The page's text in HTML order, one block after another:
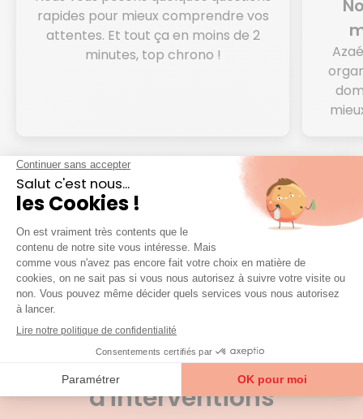
rapides pour mieux comprendre vos
attentes. Et tout ça en moins de 2
minutes, top chrono !
Je prends contact
4.5/5
1901 avis certifiés
Agences et zones
d'interventions